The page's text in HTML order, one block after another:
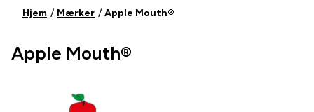
Hjem Mærker Apple Mouth®
Apple Mouth®